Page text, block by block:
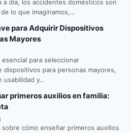
a día, los accidentes domésticos son
lo que imaginamos,…
para Adquirir Dispositivos
Mayores
para seleccionar
dispositivos para personas mayores,
usabilidad y…
primeros auxilios en familia:
sobre cómo enseñar primeros auxilios